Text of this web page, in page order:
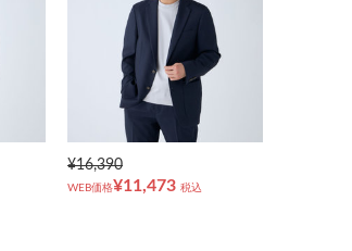
¥16,390
WEB価格¥11,473 税込